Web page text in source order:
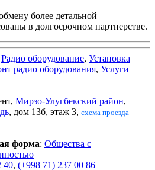
более детальной
в долгосрочном партнерстве.
Радио оборудование, Установка
радио оборудования, Услуги
Мирзо-Улугбекский район,
, дом 13б, этаж 3, схема проезда
форма: Общества с
40, (+998 71) 237 00 86